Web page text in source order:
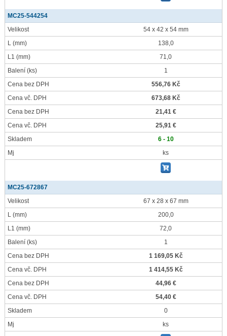
MC25-544254
Velikost
54 x 42 x 54 mm
L (mm)
138,0
L1 (mm)
71,0
Balení (ks)
1
Cena bez DPH
556,76 Kč
Cena vč. DPH
673,68 Kč
Cena bez DPH
21,41 €
Cena vč. DPH
25,91 €
Skladem
6 - 10
Mj
ks
MC25-672867
Velikost
67 x 28 x 67 mm
L (mm)
200,0
L1 (mm)
72,0
Balení (ks)
1
Cena bez DPH
1 169,05 Kč
Cena vč. DPH
1 414,55 Kč
Cena bez DPH
44,96 €
Cena vč. DPH
54,40 €
Skladem
0
Mj
ks